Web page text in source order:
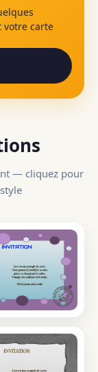
votre carte
— cliquez pour